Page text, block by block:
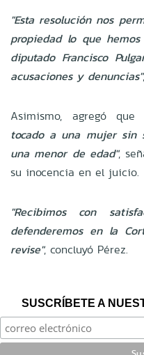
"Esta resolución nos
propiedad lo que
diputado Francisco
acusaciones y denuncias"
Asimismo, agregó
tocado a una mujer sin
una menor de edad",
su inocencia en el juicio.
"Recibimos con
defenderemos en la
revise", concluyó Pérez.
SUSCRÍBETE A